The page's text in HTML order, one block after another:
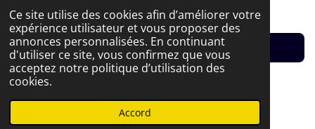
Ce site utilise des cookies afin d’améliorer votre
expérience utilisateur et vous proposer des
annonces personnalisées. En continuant
d'utiliser ce site, vous confirmez que vous
acceptez notre politique d’utilisation des
cookies.
Accord
Haut de page
En Vente Egalement :